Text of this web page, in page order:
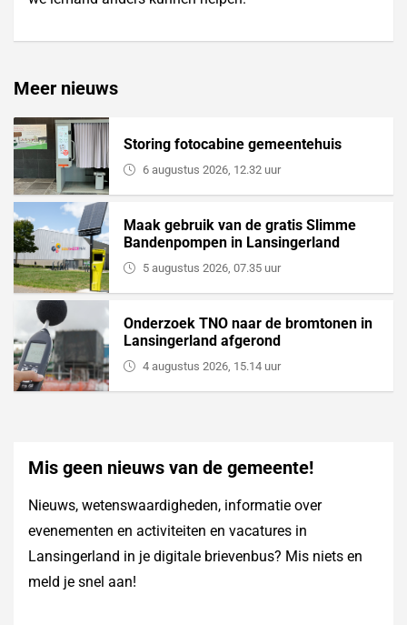
Meer nieuws
Storing fotocabine gemeentehuis
6 augustus 2026, 12.32 uur
Maak gebruik van de gratis Slimme
Bandenpompen in Lansingerland
5 augustus 2026, 07.35 uur
Onderzoek TNO naar de bromtonen in
Lansingerland afgerond
4 augustus 2026, 15.14 uur
Mis geen nieuws van de gemeente!
Nieuws, wetenswaardigheden, informatie over
evenementen en activiteiten en vacatures in
Lansingerland in je digitale brievenbus? Mis niets en
meld je snel aan!